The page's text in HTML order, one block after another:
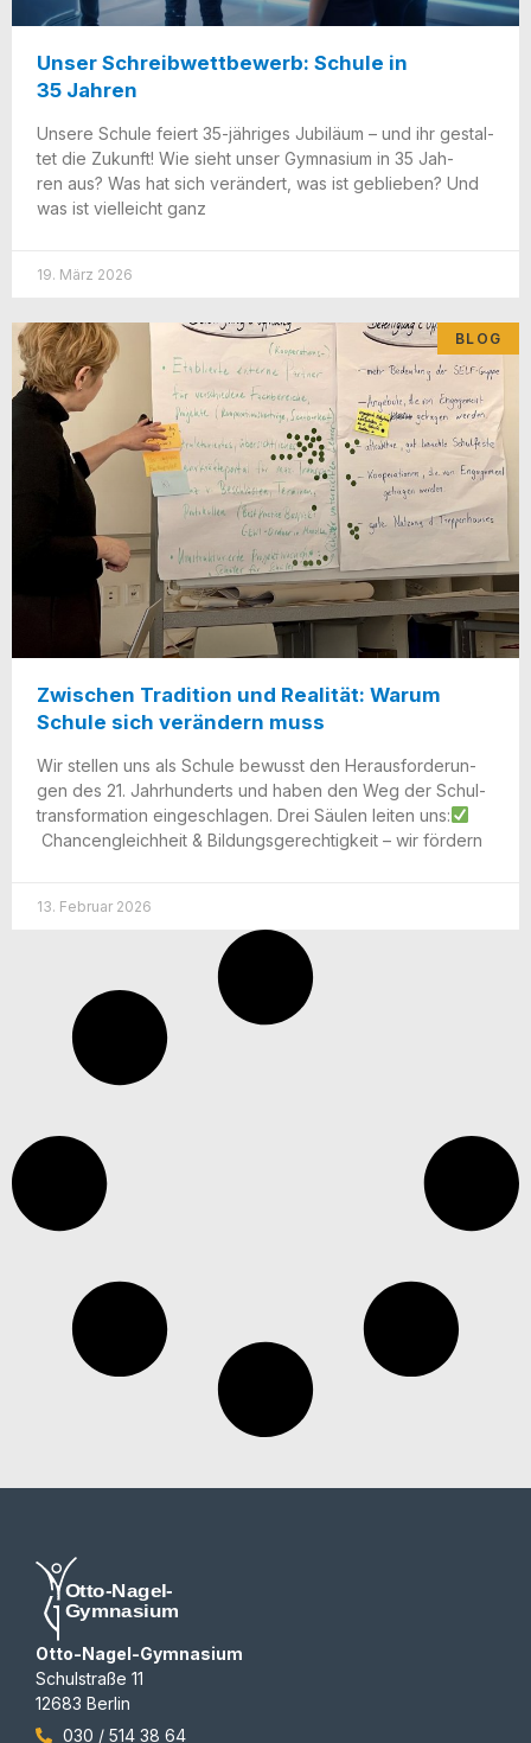
Unser Schreibwettbewerb: Schule in
35 Jahren
Unse­re Schu­le fei­ert 35-jäh­ri­­ges Jubi­lä­um – und ihr gestal­
tet die Zukunft! Wie sieht unser Gym­na­si­um in 35 Jah­
ren aus? Was hat sich ver­än­dert, was ist geblie­ben? Und
was ist viel­leicht ganz
19. März 2026
BLOG
Zwischen Tradition und Realität: Warum
Schule sich verändern muss
Wir stel­len uns als Schu­le bewusst den Her­aus­for­de­run­
gen des 21. Jahr­hun­derts und haben den Weg der Schul­
trans­for­ma­ti­on ein­ge­schla­gen. Drei Säu­len lei­ten uns:
Chan­cen­gleich­heit & Bil­dungs­ge­rech­tig­keit – wir fördern
13. Februar 2026
Otto-Nagel-Gymnasium
Schulstraße 11
12683 Berlin
030 / 514 38 64